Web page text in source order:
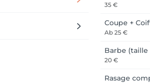
35 €
Coupe +
Ab 25 €
Barbe (taille
20 €
Rasage